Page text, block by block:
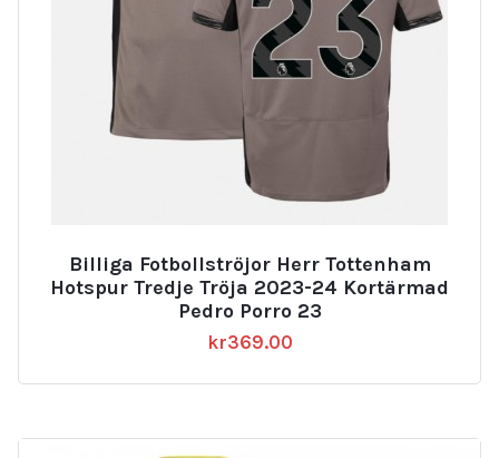
Billiga Fotbollströjor Herr Tottenham
Hotspur Tredje Tröja 2023-24 Kortärmad
Pedro Porro 23
kr369.00